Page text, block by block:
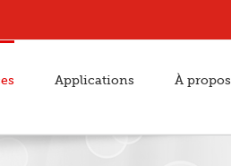
Applications À propos